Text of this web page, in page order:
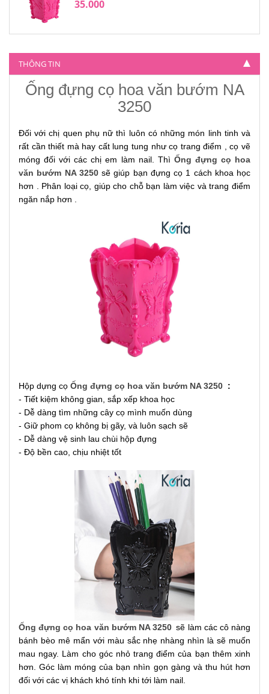
35.000
THÔNG TIN
Ống đựng cọ hoa văn bướm NA
3250
Đối với chị quen phụ nữ thì luôn có những món linh tinh và
rất cần thiết mà hay cất lung tung như cọ trang điểm , cọ vẽ
móng đối với các chị em làm nail. Thì Ống đựng cọ hoa
văn bướm NA 3250 sẽ giúp bạn đựng cọ 1 cách khoa học
hơn . Phân loại cọ, giúp cho chỗ bạn làm việc và trang điểm
ngăn nắp hơn .
Hộp dựng cọ Ống đựng cọ hoa văn bướm NA 3250 :
- Tiết kiệm không gian, sắp xếp khoa học
- Dễ dàng tìm những cây cọ mình muốn dùng
- Giữ phom cọ không bị gãy, và luôn sạch sẽ
- Dễ dàng vệ sinh lau chùi hộp đựng
- Độ bền cao, chịu nhiệt tốt
Ống đựng cọ hoa văn bướm NA 3250 sẽ làm các cô nàng
bánh bèo mê mẩn với màu sắc nhẹ nhàng nhìn là sẽ muốn
mau ngay. Làm cho góc nhỏ trang điểm của bạn thêm xinh
hơn. Góc làm móng của bạn nhìn gọn gàng và thu hút hơn
đối với các vị khách khó tính khi tới làm nail.